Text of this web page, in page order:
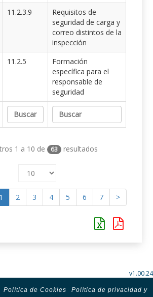
11.2.3.9
Requisitos de
seguridad de carga y
correo distintos de la
inspección
11.2.5
Formación
específica para el
responsable de
seguridad
1 a 10 de 63 resultados
1 2 3 4 5 6 7 >
v1.00.24
Política de Cookies
Política de privacidad y